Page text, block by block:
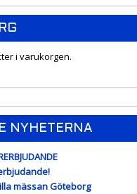
i varukorgen.
NYHETERNA
mässan Göteborg